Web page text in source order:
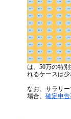
ので、現実的
なお、サラリー
場合、 確定申